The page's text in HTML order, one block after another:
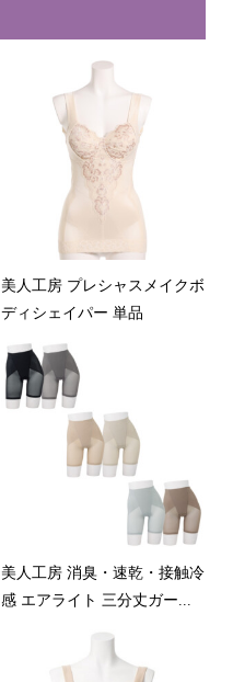
美人工房 プレシャスメイクボ
ディシェイパー 単品
美人工房 消臭・速乾・接触冷
感 エアライト 三分丈ガー...